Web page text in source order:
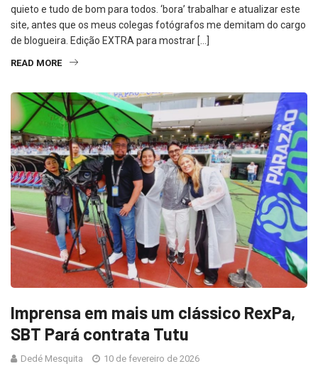
quieto e tudo de bom para todos. ‘bora’ trabalhar e atualizar este
site, antes que os meus colegas fotógrafos me demitam do cargo
de blogueira. Edição EXTRA para mostrar […]
READ MORE
Imprensa em mais um clássico RexPa,
SBT Pará contrata Tutu
Dedé Mesquita 10 de fevereiro de 2026